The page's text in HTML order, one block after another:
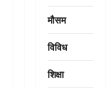
मौसम
विविध
शिक्षा